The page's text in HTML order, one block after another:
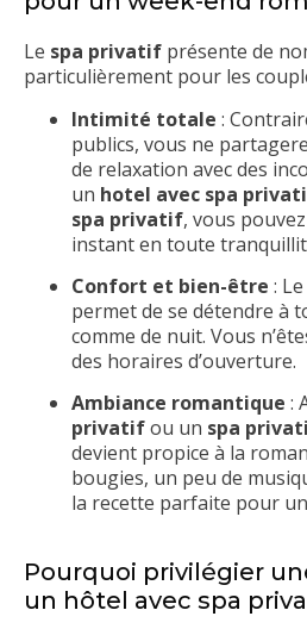
Le spa privatif présente de
particulièrement pour les
Intimité totale :
publics, vous ne
de relaxation avec des
un hotel avec spa
spa privatif, vous
instant en toute
Confort et bien-être : Le
permet de se détendre à
comme de nuit. Vous
des horaires d’ouverture.
Ambiance romantique :
privatifou un spa
devient propice à la
bougies, un peu de
la recette parfaite pour
Pourquoi privilégier
un hôtel avec spa